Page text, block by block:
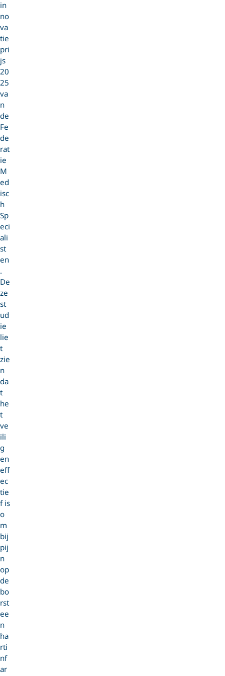
in
no
va
tie
pri
js
20
25
va
n
de
Fe
de
rat
ie
M
ed
isc
h
Sp
eci
ali
st
en
.
De
ze
st
ud
ie
lie
t
zie
n
da
t
he
t
ve
ili
g
en
eff
ec
tie
f is
o
m
bij
pij
n
op
de
bo
rst
ee
n
ha
rti
nf
ar